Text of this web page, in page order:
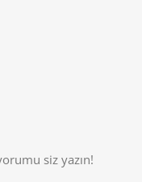
siz yazın!